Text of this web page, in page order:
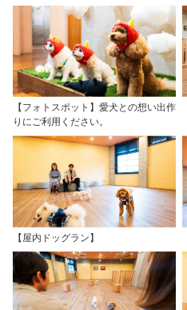
【フォトスポット】愛犬との想い出作
りにご利用ください。
【屋内ドッグラン】